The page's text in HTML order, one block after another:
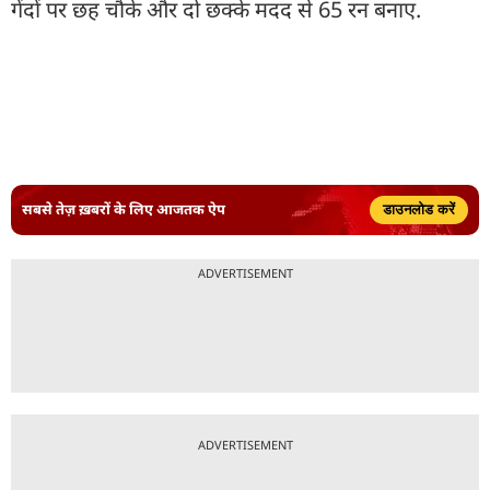
गेंदों पर छह चौके और दो छक्के मदद से 65 रन बनाए.
सबसे तेज़ ख़बरों के लिए आजतक ऐप डाउनलोड करें
ADVERTISEMENT
ADVERTISEMENT